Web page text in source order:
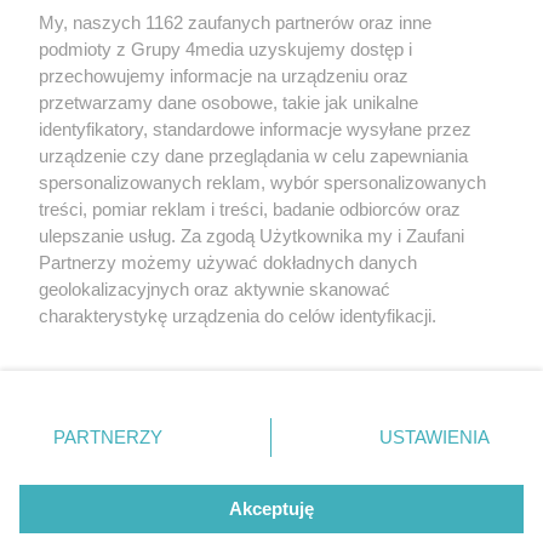
Redakcja Reklama Prywatność
Praca Łódź
the:protocol
Facebook.com
Youtube.com
My, naszych 1162 zaufanych partnerów oraz inne
podmioty z Grupy 4media uzyskujemy dostęp i
przechowujemy informacje na urządzeniu oraz
przetwarzamy dane osobowe, takie jak unikalne
identyfikatory, standardowe informacje wysyłane przez
urządzenie czy dane przeglądania w celu zapewniania
spersonalizowanych reklam, wybór spersonalizowanych
treści, pomiar reklam i treści, badanie odbiorców oraz
ulepszanie usług. Za zgodą Użytkownika my i Zaufani
Partnerzy możemy używać dokładnych danych
geolokalizacyjnych oraz aktywnie skanować
charakterystykę urządzenia do celów identyfikacji.
zmienić/wycofać klikając przycisk ustawień prywatności
znajdujący się w lewym dolnym rogu strony
. Niektóre
użytkownika, ale masz prawo sprzeciwić się takiemu
przetwarzaniu. Preferencje będą miały zastosowania tylko
PARTNERZY USTAWIENIA
Akceptuję